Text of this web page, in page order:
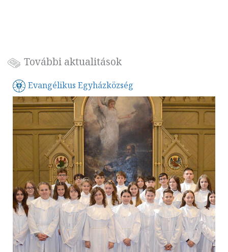
További aktualitások
Evangélikus Egyházközség